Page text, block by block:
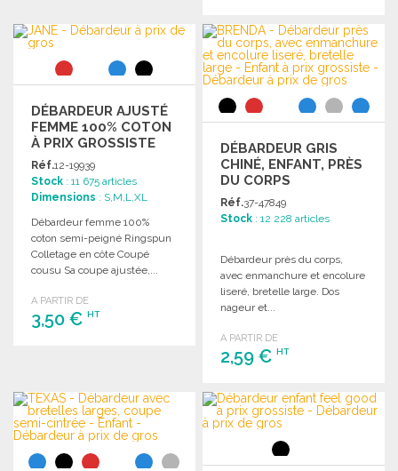
Demander un devis COMMANDER
Demander un devis
DÉBARDEUR AJUSTÉ
FEMME 100% COTON
À PRIX GROSSISTE
Réf.12-19939
Stock : 11 675 articles
Dimensions : S,M,L,XL
Débardeur femme 100%
coton semi-peigné Ringspun
Colletage en côte Coupé
cousu Sa coupe ajustée,...
A PARTIR DE
3,50 € HT
DÉBARDEUR GRIS
CHINÉ, ENFANT, PRÈS
DU CORPS
Réf.37-47849
Stock : 12 228 articles
Débardeur près du corps,
avec enmanchure et encolure
liseré, bretelle large. Dos
nageur et...
A PARTIR DE
2,59 €HT
COMMANDER
Demander un devis